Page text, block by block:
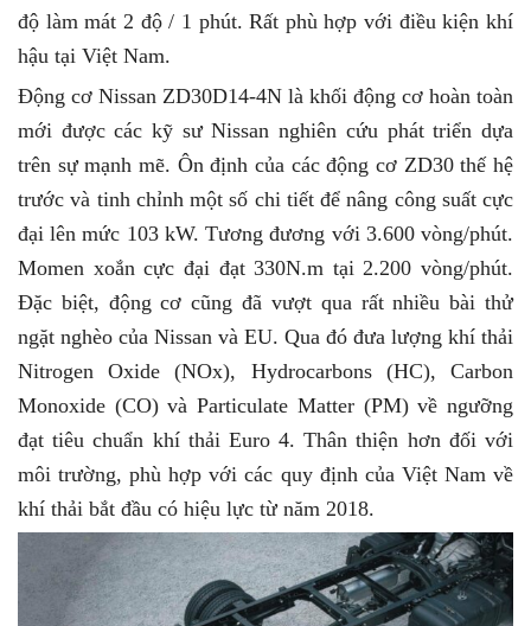
độ làm mát 2 độ / 1 phút. Rất phù hợp với điều kiện khí
hậu tại Việt Nam.
Động cơ Nissan ZD30D14-4N là khối động cơ hoàn toàn
mới được các kỹ sư Nissan nghiên cứu phát triển dựa
trên sự mạnh mẽ. Ôn định của các động cơ ZD30 thế hệ
trước và tinh chỉnh một số chi tiết để nâng công suất cực
đại lên mức 103 kW. Tương đương với 3.600 vòng/phút.
Momen xoắn cực đại đạt 330N.m tại 2.200 vòng/phút.
Đặc biệt, động cơ cũng đã vượt qua rất nhiều bài thử
ngặt nghèo của Nissan và EU. Qua đó đưa lượng khí thải
Nitrogen Oxide (NOx), Hydrocarbons (HC), Carbon
Monoxide (CO) và Particulate Matter (PM) về ngưỡng
đạt tiêu chuẩn khí thải Euro 4. Thân thiện hơn đối với
môi trường, phù hợp với các quy định của Việt Nam về
khí thải bắt đầu có hiệu lực từ năm 2018.